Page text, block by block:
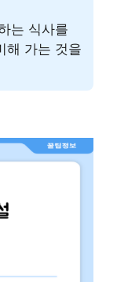
는 식사를
해 가는 것을